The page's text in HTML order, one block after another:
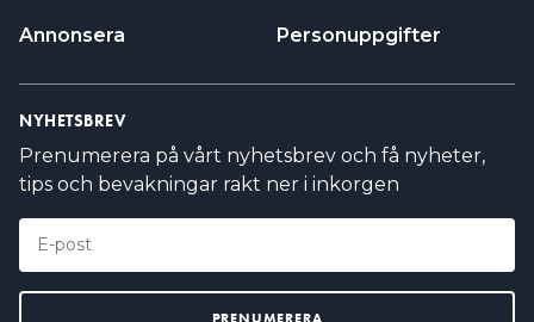
Annonsera Personuppgifter
NYHETSBREV
Prenumerera på vårt nyhetsbrev och få nyheter,
tips och bevakningar rakt ner i inkorgen